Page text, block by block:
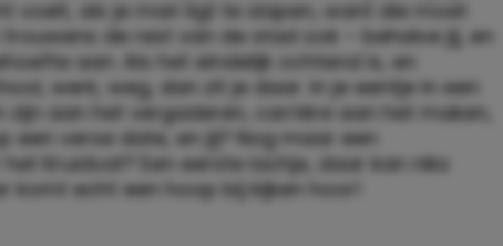
voelt, als je man ligt te slapen, want die moet
trouwens de rest van de stad ook – behalve jij, en
aan. Als het eindelijk ochtend is, en
werk, weg, dan zit je daar. In je eentje in een
zijn aan het vergaderen, carrière aan het maken,
een verse date, en jij? Nog maar een
Kruidvat? Een eerste lachje, daar kan niks
komt echt een hoop bij kijken hoor!